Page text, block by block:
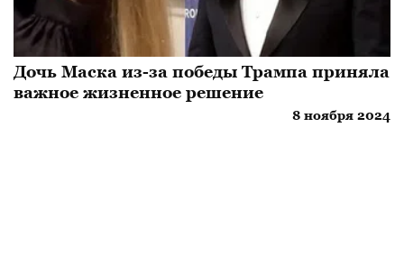
Дочь Маска из-за победы Трампа приняла
важное жизненное решение
8 ноября 2024